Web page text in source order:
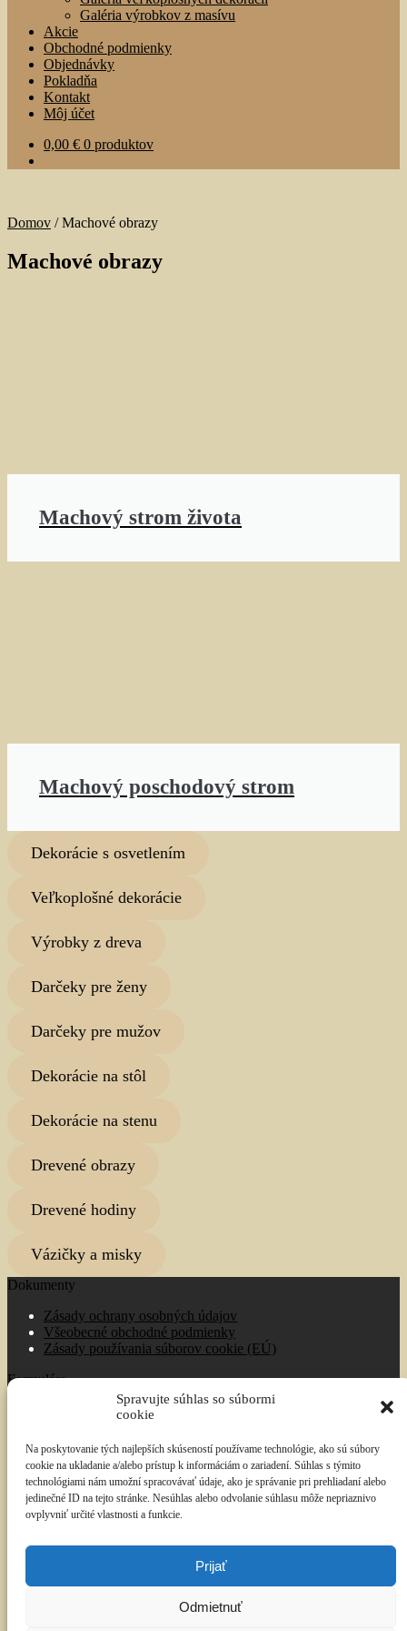
Spravujte súhlas so súbormi
cookie
Na poskytovanie tých najlepších skúseností používame technológie, ako sú súbory
cookie na ukladanie a/alebo prístup k informáciám o zariadení. Súhlas s týmito
technológiami nám umožní spracovávať údaje, ako je správanie pri prehliadaní alebo
jedinečné ID na tejto stránke. Nesúhlas alebo odvolanie súhlasu môže nepriaznivo
ovplyvniť určité vlastnosti a funkcie.
Prijať
Odmietnuť
menu
Galéria výrobkov z masívu
Akcie
Obchodné podmienky
Objednávky
Pokladňa
Kontakt
Môj účet
0,00 € 0 produktov
Domov /Machové obrazy
Machové obrazy
Machový strom života
Machový poschodový strom
Dekorácie s osvetlením
Veľkoplošné dekorácie
Výrobky z dreva
Darčeky pre ženy
Darčeky pre mužov
Dekorácie na stôl
Dekorácie na stenu
Drevené obrazy
Drevené hodiny
Vázičky a misky
Dokumenty
Zásady ochrany osobných údajov
Všeobecné obchodné podmienky
Zásady používania súborov cookie (EÚ)
Formuláre
Objednávkový formulár
Kontakt
Kontakt
Zásady ochrany osobných údajov